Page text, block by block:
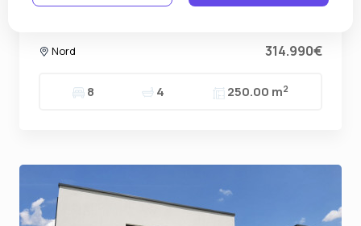
Nord 314.990€
8 4 250.00 m2